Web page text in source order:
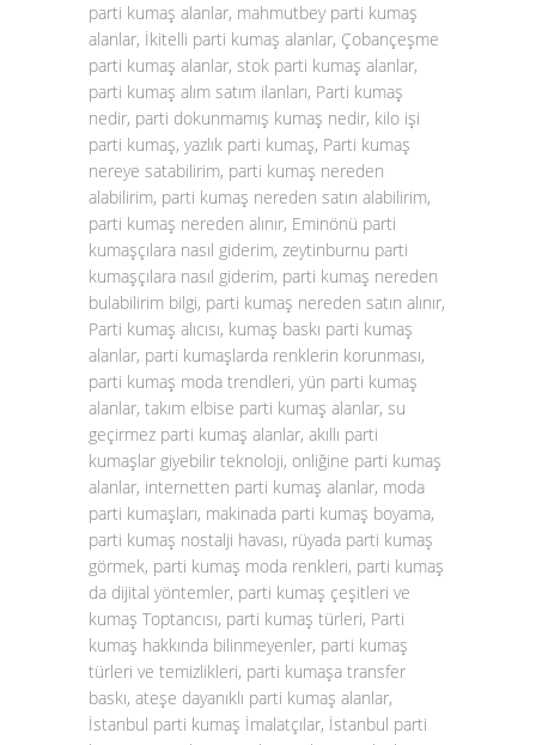
parti kumaş alanlar, mahmutbey parti kumaş
alanlar, İkitelli parti kumaş alanlar, Çobançeşme
parti kumaş alanlar, stok parti kumaş alanlar,
parti kumaş alım satım ilanları, Parti kumaş
nedir, parti dokunmamış kumaş nedir, kilo işi
parti kumaş, yazlık parti kumaş, Parti kumaş
nereye satabilirim, parti kumaş nereden
alabilirim, parti kumaş nereden satın alabilirim,
parti kumaş nereden alınır, Eminönü parti
kumaşçılara nasıl giderim, zeytinburnu parti
kumaşçılara nasıl giderim, parti kumaş nereden
bulabilirim bilgi, parti kumaş nereden satın alınır,
Parti kumaş alıcısı, kumaş baskı parti kumaş
alanlar, parti kumaşlarda renklerin korunması,
parti kumaş moda trendleri, yün parti kumaş
alanlar, takım elbise parti kumaş alanlar, su
geçirmez parti kumaş alanlar, akıllı parti
kumaşlar giyebilir teknoloji, onliğine parti kumaş
alanlar, internetten parti kumaş alanlar, moda
parti kumaşları, makinada parti kumaş boyama,
parti kumaş nostalji havası, rüyada parti kumaş
görmek, parti kumaş moda renkleri, parti kumaş
da dijital yöntemler, parti kumaş çeşitleri ve
kumaş Toptancısı, parti kumaş türleri, Parti
kumaş hakkında bilinmeyenler, parti kumaş
türleri ve temizlikleri, parti kumaşa transfer
baskı, ateşe dayanıklı parti kumaş alanlar,
İstanbul parti kumaş İmalatçılar, İstanbul parti